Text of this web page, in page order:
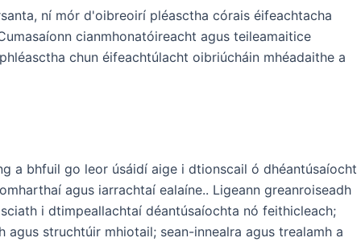
ní mór d'oibreoirí pléasctha córais éifeachtacha
cianmhonatóireacht agus teileamaitice
chun éifeachtúlacht oibriúcháin mhéadaithe a
a bhfuil go leor úsáidí aige i dtionscail ó dhéantúsaíocht
agus iarrachtaí ealaíne.. Ligeann greanroiseadh
i dtimpeallachtaí déantúsaíochta nó feithicleach;
agus struchtúir mhiotail; sean-innealra agus trealamh a